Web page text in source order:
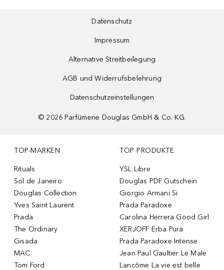
Datenschutz
Impressum
Alternative Streitbeilegung
AGB und Widerrufsbelehrung
Datenschutzeinstellungen
© 2026 Parfümerie Douglas GmbH & Co. KG.
TOP-MARKEN
Rituals
Sol de Janeiro
Douglas Collection
Yves Saint Laurent
Prada
The Ordinary
Gisada
MAC
Tom Ford
TOP PRODUKTE
YSL Libre
Douglas PDF Gutschein
Giorgio Armani Si
Prada Paradoxe
Carolina Herrera Good Girl
XERJOFF Erba Pura
Prada Paradoxe Intense
Jean Paul Gaultier Le Male
Lancôme La vie est belle